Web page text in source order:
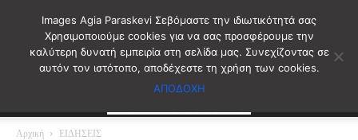
Αρχική ΕΙΔΗΣΕΙΣ
Images Agia Paraskevi Σεβόμαστε την ιδιωτικότητά σας
Χρησιμοποιούμε cookies για να σας προσφέρουμε την
καλύτερη δυνατή εμπειρία στη σελίδα μας. Συνεχίζοντας σε
αυτόν τον ιστότοπο, αποδέχεστε τη χρήση των cookies.
ΑΠΟΔΟΧΗ